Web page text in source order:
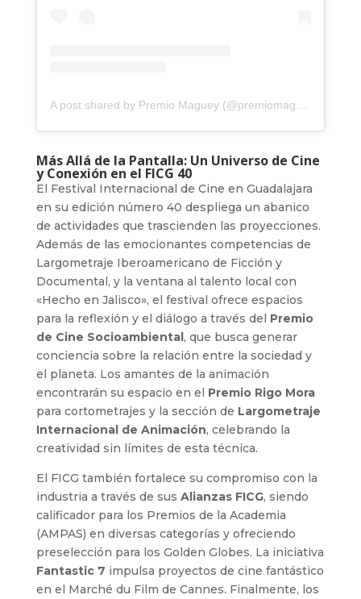
Más Allá de la Pantalla: Un Universo de Cine
y Conexión en el FICG 40
El Festival Internacional de Cine en Guadalajara
en su edición número 40 despliega un abanico
de actividades que trascienden las proyecciones.
Además de las emocionantes competencias de
Largometraje Iberoamericano de Ficción y
Documental, y la ventana al talento local con
«Hecho en Jalisco», el festival ofrece espacios
para la reflexión y el diálogo a través del Premio
de Cine Socioambiental, que busca generar
conciencia sobre la relación entre la sociedad y
el planeta. Los amantes de la animación
encontrarán su espacio en el Premio Rigo Mora
para cortometrajes y la sección de Largometraje
Internacional de Animación, celebrando la
creatividad sin límites de esta técnica.
El FICG también fortalece su compromiso con la
industria a través de sus Alianzas FICG, siendo
calificador para los Premios de la Academia
(AMPAS) en diversas categorías y ofreciendo
preselección para los Golden Globes. La iniciativa
Fantastic 7 impulsa proyectos de cine fantástico
en el Marché du Film de Cannes. Finalmente, los